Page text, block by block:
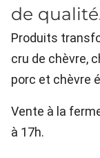
de
Produits
cru de chèvre,
porc et chèvre
Vente à la
à 17h.